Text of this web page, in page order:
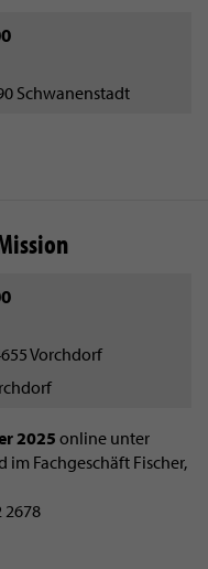
Schwanenstadt
Vorchdorf
2025 online unter
im Fachgeschäft Fischer,
2678